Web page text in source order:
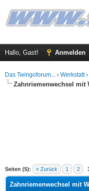
Hallo, Gast! Anmelden
Das Twingoforum... › Werkstatt›
Zahnriemenwechsel mit
Seiten (5): « Zurück 1 2
Durchschnitt
Zahnriemenwechsel mit